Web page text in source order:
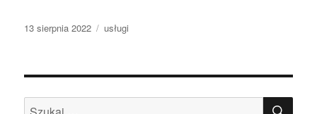
Data
13 sierpnia 2022 Kategorie
usługi
Szukaj: